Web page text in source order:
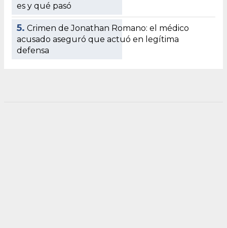
es y qué pasó
5. Crimen de Jonathan Romano: el médico
acusado aseguró que actuó en legítima
defensa